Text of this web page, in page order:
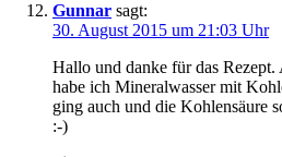
Gunnar sagt:
30. August 2015 um 21:03 Uhr
Hallo und danke für das
habe ich Mineralwasser mit
ging auch und die Kohlensäure
:-)